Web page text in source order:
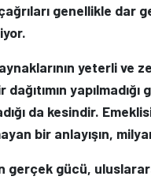
genellikle dar
yeterli ve
dağıtımın
da kesindir.
bir anlayışın,
gerçek gücü,